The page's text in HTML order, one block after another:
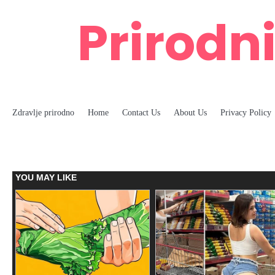
Zdravlje prirodno Home Contact Us About Us Privacy Policy